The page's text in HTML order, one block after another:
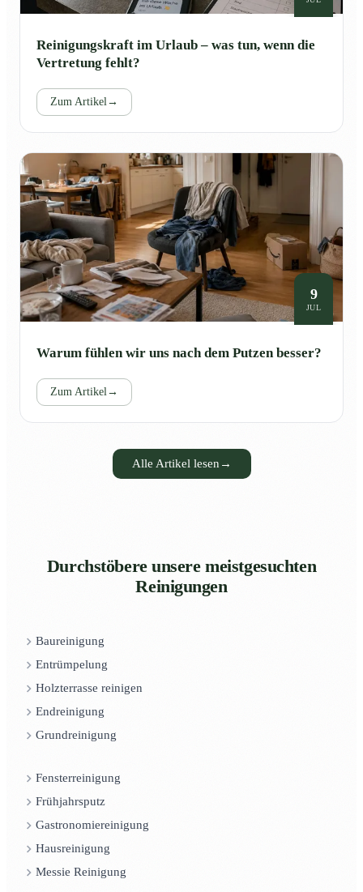
Reinigungskraft im Urlaub – was tun, wenn die
Vertretung fehlt?
Zum Artikel→
9
JUL
Warum fühlen wir uns nach dem Putzen besser?
Zum Artikel→
Alle Artikel lesen →
Durchstöbere unsere meistgesuchten
Reinigungen
Baureinigung
Entrümpelung
Holzterrasse reinigen
Endreinigung
Grundreinigung
Fensterreinigung
Frühjahrsputz
Gastronomiereinigung
Hausreinigung
Messie Reinigung